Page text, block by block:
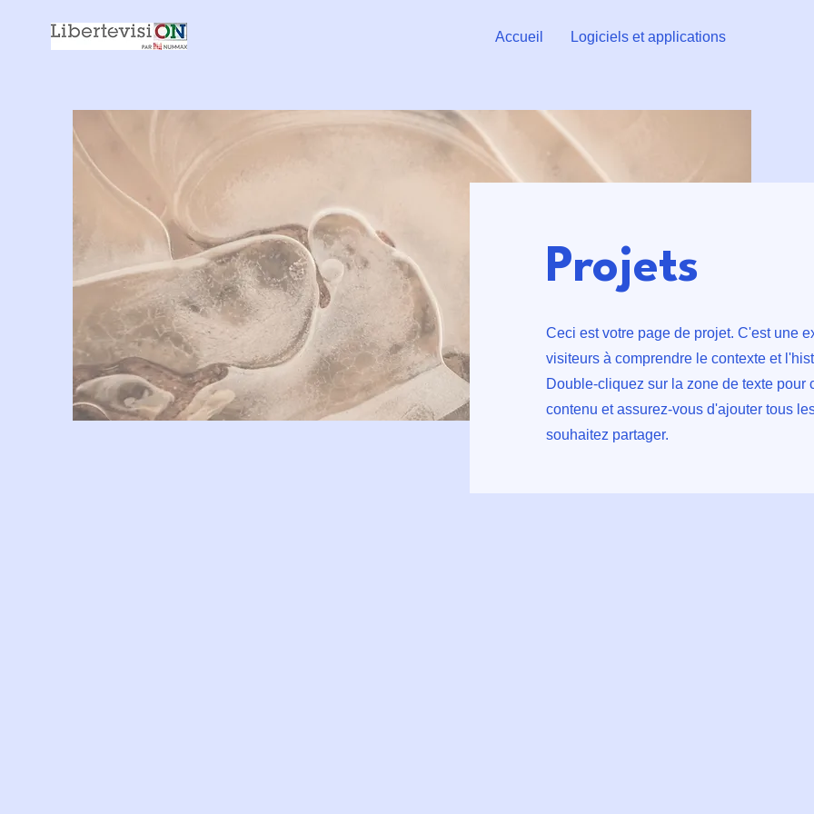
Accueil Logiciels et applications
Projets
Ceci est votre page de projet. C'est une
visiteurs à comprendre le contexte et
Double-cliquez sur la zone de texte pour
contenu et assurez-vous d'ajouter tous
souhaitez partager.